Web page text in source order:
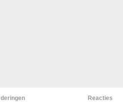
Reacties